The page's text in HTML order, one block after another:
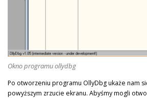
Okno programu ollydbg
Po otworzeniu programu OllyDbg ukaże nam
powyższym zrzucie ekranu. Abyśmy mogli